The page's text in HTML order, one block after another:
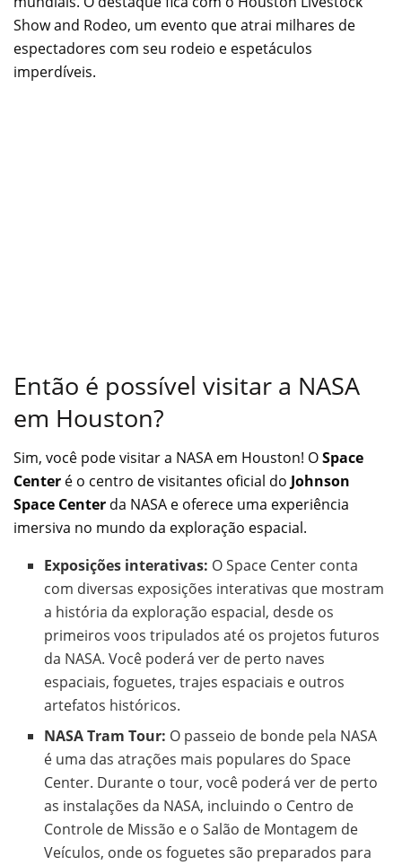
Show and Rodeo, um evento que atrai milhares de
espectadores com seu rodeio e espetáculos
imperdíveis.
Então é possível visitar a NASA
em Houston?
Sim, você pode visitar a NASA em Houston! OSpace
Center é o centro de visitantes oficial do Johnson
Space Center da NASA e oferece uma experiência
imersiva no mundo da exploração espacial.
Exposições interativas: O Space Center conta
com diversas exposições interativas que mostram
a história da exploração espacial, desde os
primeiros voos tripulados até os projetos futuros
da NASA. Você poderá ver de perto naves
espaciais, foguetes, trajes espaciais e outros
artefatos históricos.
NASA Tram Tour: O passeio de bonde pela NASA
é uma das atrações mais populares do Space
Center. Durante o tour, você poderá ver de perto
as instalações da NASA, incluindo o Centro de
Controle de Missão e o Salão de Montagem de
Veículos, onde os foguetes são preparados para